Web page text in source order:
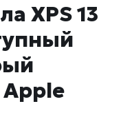
XPS 13
Apple